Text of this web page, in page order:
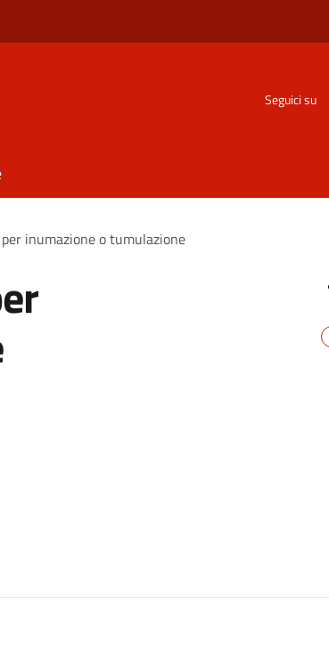
Seguici su
inumazione o tumulazione